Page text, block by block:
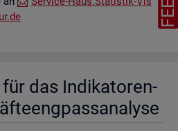
für das In­di­ka­to­ren­